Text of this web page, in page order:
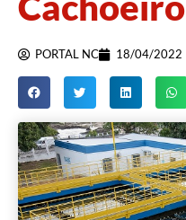
PORTAL NC 18/04/2022